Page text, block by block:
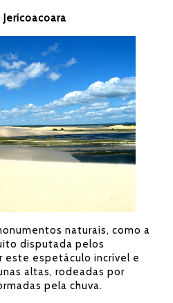
naturais, como a
disputada pelos
este espetáculo incrível e
altas, rodeadas por
pela chuva.